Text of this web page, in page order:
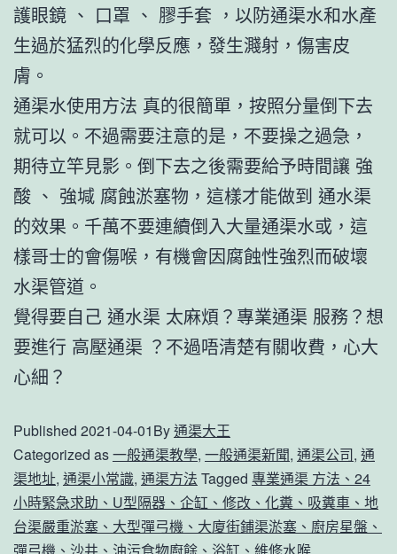
護眼鏡 、 口罩 、 膠手套 ，以防通渠水和水產
生過於猛烈的化學反應，發生濺射，傷害皮
膚。
通渠水使用方法 真的很簡單，按照分量倒下去
就可以。不過需要注意的是，不要操之過急，
期待立竿見影。倒下去之後需要給予時間讓 強
酸 、 強堿 腐蝕淤塞物，這樣才能做到 通水渠
的效果。千萬不要連續倒入大量通渠水或，這
樣哥士的會傷喉，有機會因腐蝕性強烈而破壞
水渠管道。
覺得要自己 通水渠 太麻煩？專業通渠 服務？想
要進行 高壓通渠 ？不過唔清楚有關收費，心大
心細？
Published 2021-04-01By通渠大王
Categorized as一般通渠教學, 一般通渠新聞, 通渠公司, 通
渠地址, 通渠小常識, 通渠方法 Tagged 專業通渠 方法、24
小時緊急求助、U型隔器、企缸、修改、化糞、吸糞車、地
台渠嚴重淤塞、大型彈弓機、大廈街鋪渠淤塞、廚房星盤、